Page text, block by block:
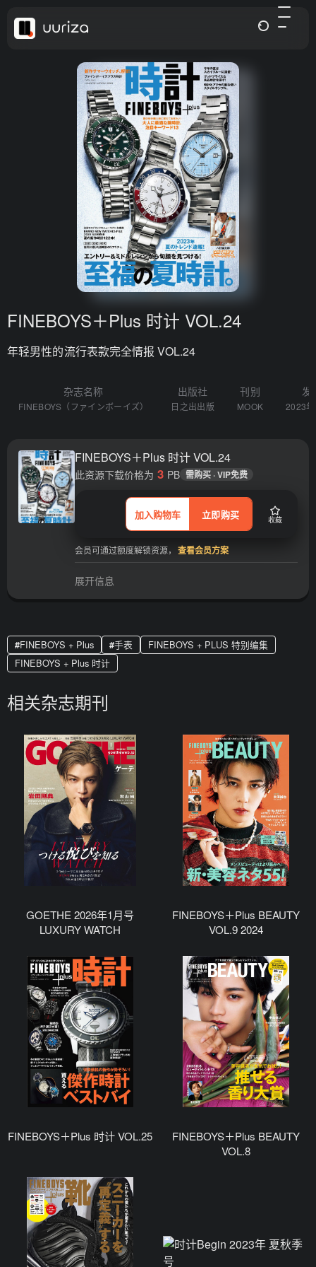
FINEBOYS＋Plus 时计 VOL.24
年轻男性的流行表款完全情报 VOL.24
杂志名称
FINEBOYS（ファインボーイズ）
出版社
日之出出版
刊别
MOOK
发
2023
FINEBOYS＋Plus 时计 VOL.24
加入购物车 立即购买 收藏
此资源下载价格为 3 PB 需购买 · VIP免费
会员可通过额度解锁资源， 查看会员方案
展开信息
FINEBOYS + Plus 手表
FINEBOYS + PLUS 特别编集
FINEBOYS + Plus 时计
相关杂志期刊
GOETHE 2026年1月号
LUXURY WATCH
FINEBOYS＋Plus BEAUTY
VOL.9 2024
FINEBOYS＋Plus 时计 VOL.25
FINEBOYS＋Plus BEAUTY
VOL.8